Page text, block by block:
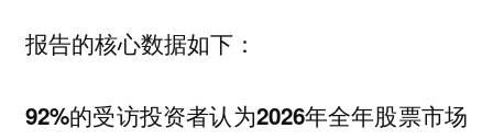
报告的核心数据如下：
92%的受访投资者认为2026年全年股票市场